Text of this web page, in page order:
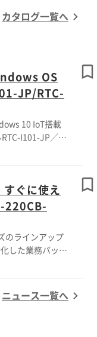
カタログ一覧へ
OS
JP/RTC-
10 IoT搭載
I101-JP／8
を開始しまし
設計・生産性向
するモバイルソ
MIL-STD-
IV, 高さ
MIL-STD-
I試験合
フト端末・トラ
末・保守点検端
大容量バッテリ
わせで使用環境
にカスタマイズ
ぐに使え
220CB-
のラインアップ
した業務パッケ
が加わりまし
い「バーコード
、「1:1照合」
ニュース一覧へ